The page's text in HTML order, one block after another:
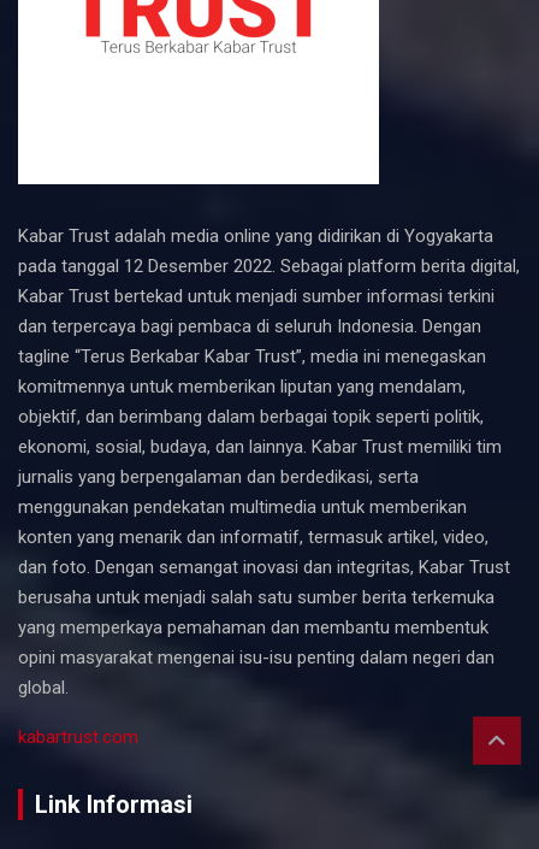
Kabar Trust adalah media online yang didirikan di Yogyakarta
pada tanggal 12 Desember 2022. Sebagai platform berita digital,
Kabar Trust bertekad untuk menjadi sumber informasi terkini
dan terpercaya bagi pembaca di seluruh Indonesia. Dengan
tagline “Terus Berkabar Kabar Trust”, media ini menegaskan
komitmennya untuk memberikan liputan yang mendalam,
objektif, dan berimbang dalam berbagai topik seperti politik,
ekonomi, sosial, budaya, dan lainnya. Kabar Trust memiliki tim
jurnalis yang berpengalaman dan berdedikasi, serta
menggunakan pendekatan multimedia untuk memberikan
konten yang menarik dan informatif, termasuk artikel, video,
dan foto. Dengan semangat inovasi dan integritas, Kabar Trust
berusaha untuk menjadi salah satu sumber berita terkemuka
yang memperkaya pemahaman dan membantu membentuk
opini masyarakat mengenai isu-isu penting dalam negeri dan
global.
kabartrust.com
Link Informasi